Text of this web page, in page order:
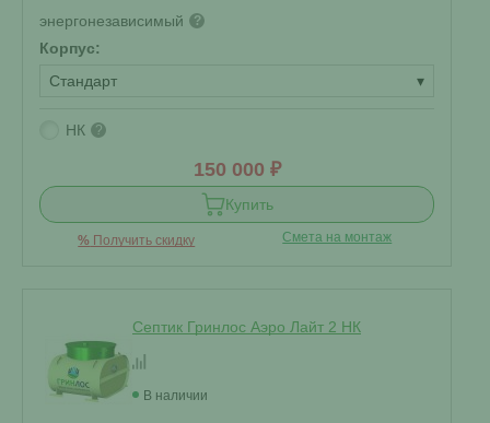
энергонезависимый ?
Корпус:
Стандарт
▾
НК ?
150 000 ₽
Купить
% Получить скидку Смета на монтаж
Септик Гринлос Аэро Лайт 2 НК
В наличии